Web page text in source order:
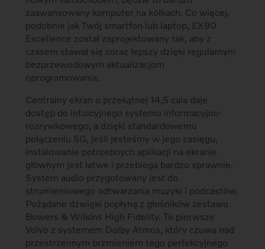
zaawansowany komputer na kółkach. Co więcej,
podobnie jak Twój smartfon lub laptop, EX90
Excellence został zaprojektowany tak, aby z
czasem stawał się coraz lepszy dzięki regularnym
bezprzewodowym aktualizacjom
oprogramowania.
Centralny ekran o przekątnej 14,5 cala daje
dostęp do intuicyjnego systemu informacyjno-
rozrywkowego, a dzięki standardowemu
połączeniu 5G, jeśli jesteśmy w jego zasięgu,
instalowanie potrzebnych aplikacji na ekranie
głównym jest łatwe i przebiega bardzo sprawnie.
System audio przygotowany jest do
strumieniowego odtwarzania muzyki i podcastów.
Pożądane dźwięki popłyną z głośników zestawu
Bowers & Wilkins High Fidelity. To pierwsze
Volvo z systemem Dolby Atmos, który czuwa nad
przestrzennym brzmieniem tego perfekcyjnego